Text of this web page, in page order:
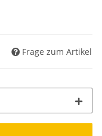
Frage zum Artikel